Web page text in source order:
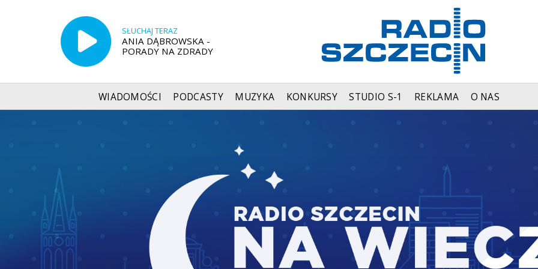
SŁUCHAJ TERAZ
ANIA DĄBROWSKA -
PORADY NA ZDRADY
WIADOMOŚCI PODCASTY MUZYKA KONKURSY STUDIO S-1 REKLAMA O NAS